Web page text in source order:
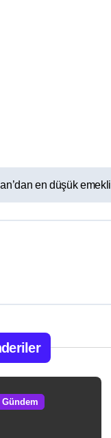
en düşük emekli
Gündem